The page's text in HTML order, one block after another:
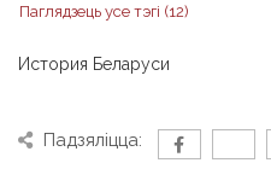
Паглядзець усе тэгі (12)
История Беларуси
Падзяліцца: